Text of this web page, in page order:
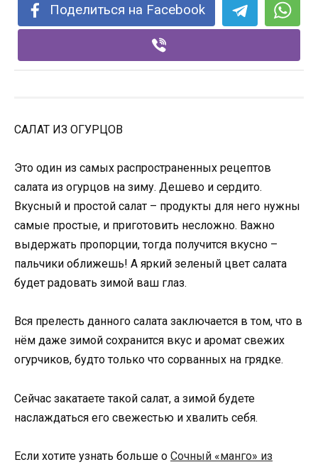
Поделиться на Facebook
САЛАТ ИЗ ОГУРЦОВ
Это один из самых распространенных рецептов
салата из огурцов на зиму. Дешево и сердито.
Bкусный и простой салат – продукты для него нужны
самые простые, и приготовить несложно. Важно
выдержать пропорции, тогда получится вкусно –
пальчики оближешь! А яркий зеленый цвет салата
будет радовать зимой ваш глаз.
Вся прелесть данного салата заключается в том, что в
нём даже зимой сохранится вкус и аромат свежих
огурчиков, будто только что сорванных на грядке.
Сейчас закатаете такой салат, а зимой будете
наслаждаться его свежестью и хвалить себя.
Если хотите узнать больше о Сочный «манго» из